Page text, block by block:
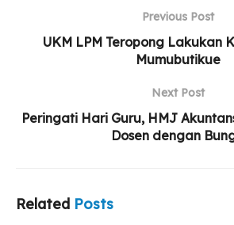
Langit Yang Tak Lagi Sama
Langit pun berbahasa
Dan bersenandung ria
Lantunkan lagu rindu antara engkau dan
Tanda bersuka cita
Previous Post
UKM LPM Teropong Lakukan
Mumubutikue
Next Post
Peringati Hari Guru, HMJ
Dosen dengan
Related Posts